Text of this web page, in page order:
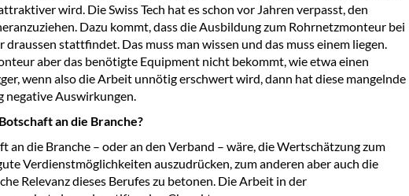
wird. Die Swiss Tech hat es schon vor Jahren verpasst, den
Dazu kommt, dass die Ausbildung zum Rohrnetzmonteur bei
draussen stattfindet. Das muss man wissen und das muss einem liegen.
aber das benötigte Equipment nicht bekommt, wie etwa einen
wenn also die Arbeit unnötig erschwert wird, dann hat diese mangelnde
negative Auswirkungen.
an die Branche?
an die Branche – oder an den Verband – wäre, die Wertschätzung zum
Verdienstmöglichkeiten auszudrücken, zum anderen aber auch die
Relevanz dieses Berufes zu betonen. Die Arbeit in der